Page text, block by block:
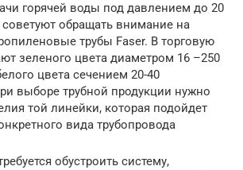
горячей воды под давлением до 20
обращать внимание на
трубы Faser. В торговую
зеленого цвета диаметром 16 –250
цвета сечением 20-40
выборе трубной продукции нужно
той линейки, которая подойдет
вида трубопровода
обустроить систему,